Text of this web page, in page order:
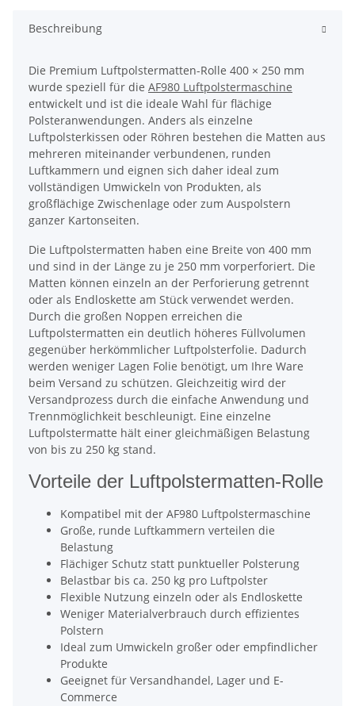
Beschreibung
Die Premium Luftpolstermatten-Rolle 400 × 250 mm
wurde speziell für die AF980 Luftpolstermaschine
entwickelt und ist die ideale Wahl für flächige
Polsteranwendungen. Anders als einzelne
Luftpolsterkissen oder Röhren bestehen die Matten aus
mehreren miteinander verbundenen, runden
Luftkammern und eignen sich daher ideal zum
vollständigen Umwickeln von Produkten, als
großflächige Zwischenlage oder zum Auspolstern
ganzer Kartonseiten.
Die Luftpolstermatten haben eine Breite von 400 mm
und sind in der Länge zu je 250 mm vorperforiert. Die
Matten können einzeln an der Perforierung getrennt
oder als Endloskette am Stück verwendet werden.
Durch die großen Noppen erreichen die
Luftpolstermatten ein deutlich höheres Füllvolumen
gegenüber herkömmlicher Luftpolsterfolie. Dadurch
werden weniger Lagen Folie benötigt, um Ihre Ware
beim Versand zu schützen. Gleichzeitig wird der
Versandprozess durch die einfache Anwendung und
Trennmöglichkeit beschleunigt. Eine einzelne
Luftpolstermatte hält einer gleichmäßigen Belastung
von bis zu 250 kg stand.
Vorteile der Luftpolstermatten-Rolle
Kompatibel mit der AF980 Luftpolstermaschine
Große, runde Luftkammern verteilen die
Belastung
Flächiger Schutz statt punktueller Polsterung
Belastbar bis ca. 250 kg pro Luftpolster
Flexible Nutzung einzeln oder als Endloskette
Weniger Materialverbrauch durch effizientes
Polstern
Ideal zum Umwickeln großer oder empfindlicher
Produkte
Geeignet für Versandhandel, Lager und E-
Commerce